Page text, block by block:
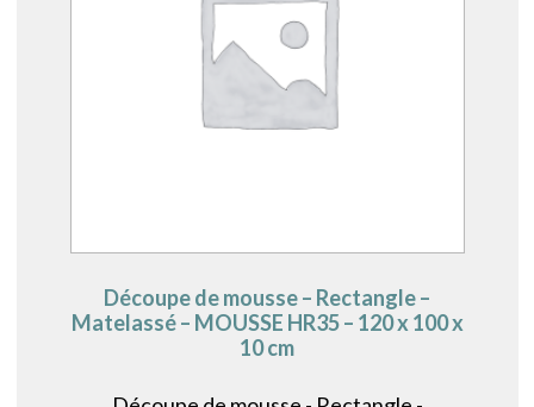
Découpe de mousse – Rectangle –
Matelassé – MOUSSE HR35 – 120 x 100 x
10 cm